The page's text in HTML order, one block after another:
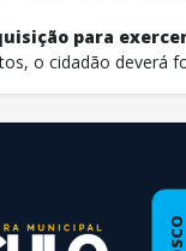
para
o cidadão deverá